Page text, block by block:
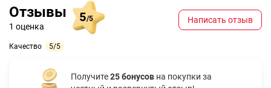
Отзывы
1 оценка
5/5
Качество 5/5
Написать отзыв
Получите25 бонусов на покупки за